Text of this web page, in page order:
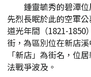
鍾靈毓秀的碧潭
先烈長眠於此的空軍
道光年間（1821-1850
街，為區別位在新店
「新店」為街名，位
法戰爭波及。